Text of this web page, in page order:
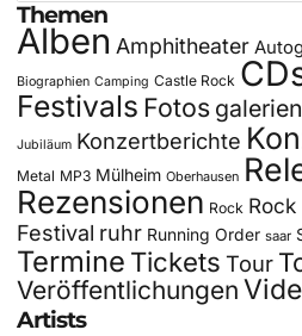
Themen
Alben Amphitheater
Biographien Camping Castle Rock
Festivals Fotos galerien
Jubiläum Konzertberichte
Metal MP3 Mülheim Oberhausen
Rezensionen Rock
Festival ruhr Running Order saar
Termine Tickets Tour
Veröffentlichungen
Artists